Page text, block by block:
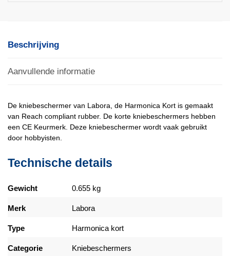
Beschrijving
Aanvullende informatie
De kniebeschermer van Labora, de Harmonica Kort is gemaakt
van Reach compliant rubber. De korte kniebeschermers hebben
een CE Keurmerk. Deze kniebeschermer wordt vaak gebruikt
door hobbyisten.
Technische details
Gewicht 0.655 kg
Merk Labora
Type Harmonica kort
Categorie Kniebeschermers